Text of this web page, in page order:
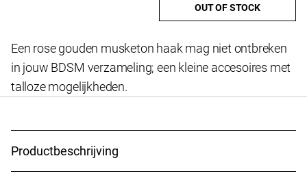
Een rose gouden musketon haak mag niet ontbreken
in jouw BDSM verzameling; een kleine accesoires met
talloze mogelijkheden.
OUT OF STOCK